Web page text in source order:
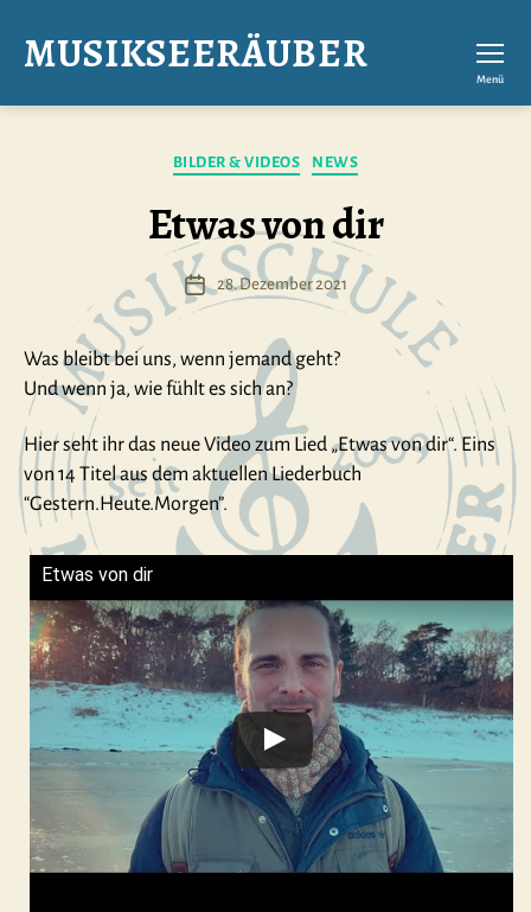
MUSIKSEERÄUBER Menü
Kategorien
BILDER & VIDEOS NEWS
Etwas von dir
Veröffentlichungsdatum
28. Dezember 2021
Was bleibt bei uns, wenn jemand geht?
Und wenn ja, wie fühlt es sich an?
Hier seht ihr das neue Video zum Lied „Etwas von dir“. Eins
von 14 Titel aus dem aktuellen Liederbuch
“Gestern.Heute.Morgen”.
Etwas von dir